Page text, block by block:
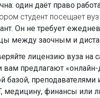
один даёт право
студент посещает
Он не требует
между заочным и
лицензию вуза на
предлагают
базой,
медицину, финансы